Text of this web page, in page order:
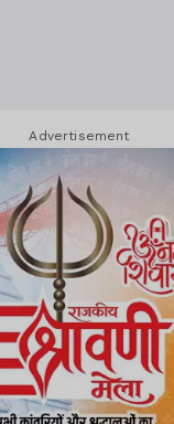
Advertisement